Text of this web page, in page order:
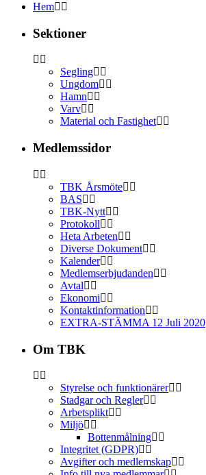
Hem
Sektioner
Segling
Ungdom
Hamn
Varv
Material och Fastighet
Medlemssidor
TBK Årsmöte
BAS
TBK-Nytt
Protokoll
Heta Arbeten
Diverse Dokument
Kalender
Medlemserbjudanden
Avtal
Ekonomi
Kontaktinformation
EXTRA-STÄMMA 12 Juli 2020
Om TBK
Styrelse och funktionärer
Stadgar och Regler
Arbetsplikt
Miljö
Bottenmålning
Integritet (GDPR)
Avgifter och medlemskap